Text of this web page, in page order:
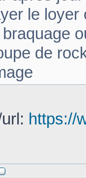
le loyer
braquage
de
https://